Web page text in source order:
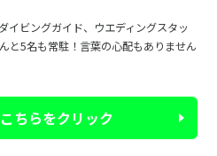
イビングガイド、ウエディングスタッ
と5名も常駐！言葉の心配もありません
ちらをクリック